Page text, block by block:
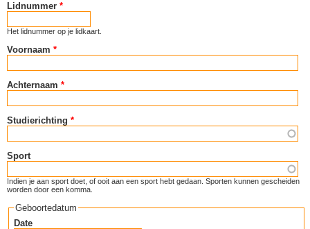
Lidnummer *
Het lidnummer op je lidkaart.
Voornaam *
Achternaam *
Studierichting *
Sport
Indien je aan sport doet, of ooit aan een sport hebt gedaan. Sporten kunnen gescheiden
worden door een komma.
Geboortedatum
Date